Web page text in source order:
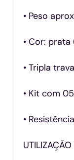
• Peso
• Cor:
• Tripla
• Kit com
•